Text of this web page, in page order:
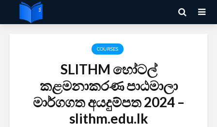
COURSES
SLITHM හෝටල්
කළමනාකරණ පාඨමාලා
මාර්ගගත අයදුම්පත 2024 –
slithm.edu.lk